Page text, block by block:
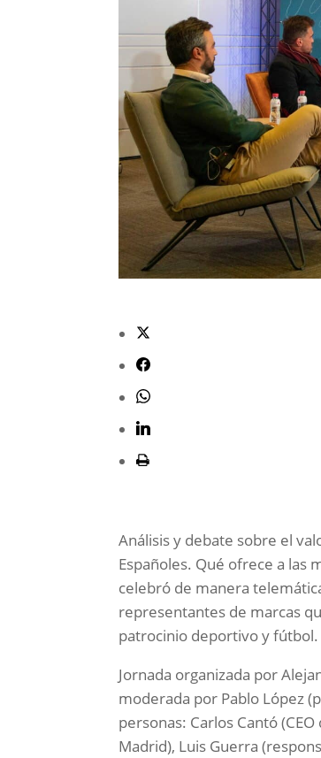
Análisis y debate sobre el
Españoles. Qué ofrece a las
celebró de manera
representantes de marcas
patrocinio deportivo y fútbol.
Jornada organizada por
moderada por Pablo López
personas: Carlos Cantó
Madrid), Luis Guerra